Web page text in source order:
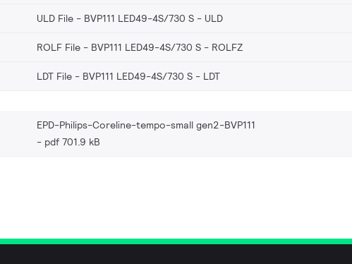
ULD File - BVP111 LED49-4S/730 S ULD
ROLF File - BVP111 LED49-4S/730 S ROLFZ
LDT File - BVP111 LED49-4S/730 S LDT
EPD-Philips-Coreline-tempo-small gen2-BVP111
pdf 701.9 kB